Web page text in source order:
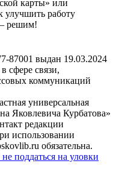
карты» или
улучшить работу
решим!
выдан 19.03.2024
сфере связи,
коммуникаций
универсальная
Яковлевича Курбатова»
редакции
использовании
обязательна.
поддаться на уловки